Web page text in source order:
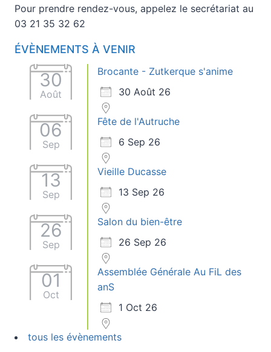
Pour prendre rendez-vous, appelez le secrétariat au
03 21 35 32 62
ÉVÈNEMENTS À VENIR
30
Août
Brocante - Zutkerque s'anime
30 Août 26
06
Sep
Fête de l'Autruche
6 Sep 26
13
Sep
Vieille Ducasse
13 Sep 26
26
Sep
Salon du bien-être
26 Sep 26
01
Oct
Assemblée Générale Au FiL des
anS
1 Oct 26
tous les évènements